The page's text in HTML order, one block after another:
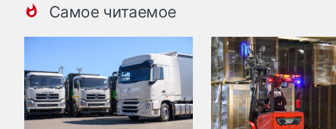
Самое читаемое